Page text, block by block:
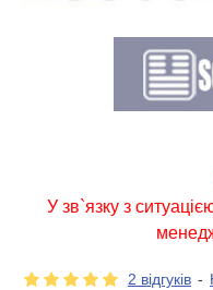
У зв`язку з
2 відгуків -